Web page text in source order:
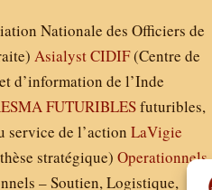
Nationale des Officiers de
AsialystCIDIF(Centre de
d’information de l’Inde
FUTURIBLESfuturibles,
service de l’actionLaVigie
stratégique)Operationnels
– Soutien, Logistique,